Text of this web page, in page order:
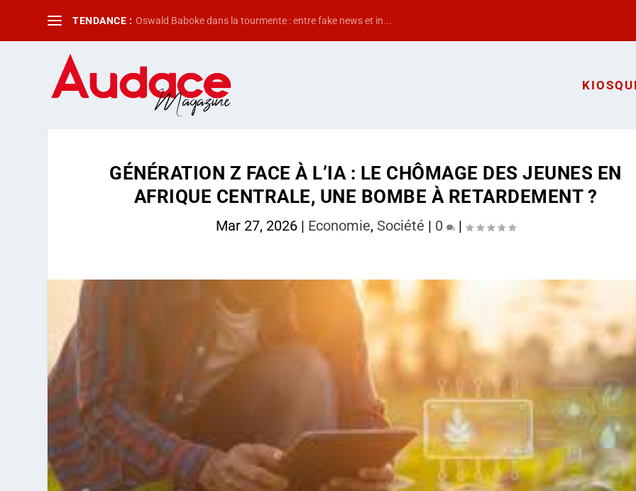
TENDANCE : Oswald Baboke dans la tourmente : entre fake news et in...
GÉNÉRATION Z FACE À L’IA : LE CHÔMAGE DES JEUNES EN
AFRIQUE CENTRALE, UNE BOMBE À RETARDEMENT ?
Mar 27, 2026| Economie, Société | 0 |